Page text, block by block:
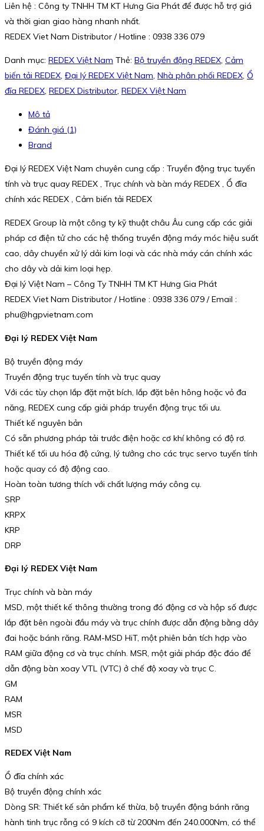
Liên hệ : Công ty TNHH TM KT Hưng Gia Phát để được hỗ trợ giá
và thời gian giao hàng nhanh nhất.
REDEX Viet Nam Distributor / Hotline : 0938 336 079
Danh mục: REDEX Việt Nam Thẻ: Bộ truyền động REDEX, Cảm
biến tải REDEX, Đại lý REDEX Việt Nam, Nhà phân phối REDEX, Ổ
đĩa REDEX, REDEX Distributor, REDEX Việt Nam
Mô tả
Đánh giá (1)
Brand
Đại lý REDEX Việt Nam chuyên cung cấp : Truyền động trục tuyến
tính và trục quay REDEX , Trục chính và bàn máy REDEX , Ổ đĩa
chính xác REDEX , Cảm biến tải REDEX
REDEX Group là một công ty kỹ thuật châu Âu cung cấp các giải
pháp cơ điện tử cho các hệ thống truyền động máy móc hiệu suất
cao, dây chuyền xử lý dải kim loại và các nhà máy cán chính xác
cho dây và dải kim loại hẹp.
Đại lý Việt Nam – Công Ty TNHH TM KT Hưng Gia Phát
REDEX Viet Nam Distributor / Hotline : 0938 336 079 / Email :
phu@hgpvietnam.com
Đại lý REDEX Việt Nam
Bộ truyền động máy
Truyền động trục tuyến tính và trục quay
Với các tùy chọn lắp đặt mặt bích, lắp đặt bên hông hoặc vỏ đa
năng, REDEX cung cấp giải pháp truyền động trục tối ưu.
Thiết kế nguyên bản
Có sẵn phương pháp tải trước điện hoặc cơ khí không có độ rơ.
Thiết kế tối ưu hóa độ cứng, lý tưởng cho các trục servo tuyến tính
hoặc quay có độ động cao.
Hoàn toàn tương thích với chất lượng máy công cụ.
SRP
KRPX
KRP
DRP
Đại lý REDEX Việt Nam
Trục chính và bàn máy
MSD, một thiết kế thông thường trong đó động cơ và hộp số được
lắp đặt bên ngoài đầu máy và trục chính được dẫn động bằng dây
đai hoặc bánh răng. RAM-MSD HiT, một phiên bản tích hợp vào
RAM giữa động cơ và trục chính. MSR, một giải pháp độc đáo để
dẫn động bàn xoay VTL (VTC) ở chế độ xoay và trục C.
GM
RAM
MSR
MSD
REDEX Việt Nam
Ổ đĩa chính xác
Bộ truyền động chính xác
Dòng SR: Thiết kế sản phẩm kế thừa, bộ truyền động bánh răng
hành tinh trục rỗng có 9 kích cỡ từ 200Nm đến 240.000Nm, có thể